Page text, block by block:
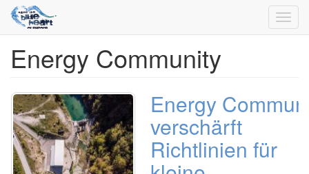
Direkt
zumEnergy Community
Energy
verschärft
Richtlinien für